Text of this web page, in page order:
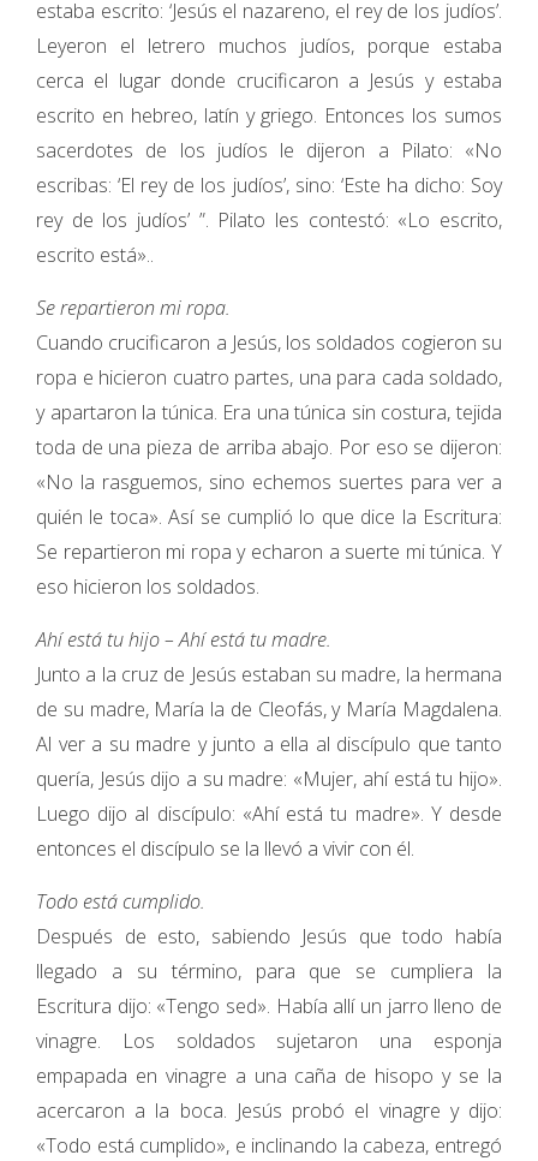
estaba escrito: ‘Jesús el nazareno, el rey de los judíos’.
Leyeron el letrero muchos judíos, porque estaba
cerca el lugar donde crucificaron a Jesús y estaba
escrito en hebreo, latín y griego. Entonces los sumos
sacerdotes de los judíos le dijeron a Pilato: «No
escribas: ‘El rey de los judíos’, sino: ‘Este ha dicho: Soy
rey de los judíos’ ”. Pilato les contestó: «Lo escrito,
escrito está»..
Se repartieron mi ropa.
Cuando crucificaron a Jesús, los soldados cogieron su
ropa e hicieron cuatro partes, una para cada soldado,
y apartaron la túnica. Era una túnica sin costura, tejida
toda de una pieza de arriba abajo. Por eso se dijeron:
«No la rasguemos, sino echemos suertes para ver a
quién le toca». Así se cumplió lo que dice la Escritura:
Se repartieron mi ropa y echaron a suerte mi túnica. Y
eso hicieron los soldados.
Ahí está tu hijo – Ahí está tu madre.
Junto a la cruz de Jesús estaban su madre, la hermana
de su madre, María la de Cleofás, y María Magdalena.
Al ver a su madre y junto a ella al discípulo que tanto
quería, Jesús dijo a su madre: «Mujer, ahí está tu hijo».
Luego dijo al discípulo: «Ahí está tu madre». Y desde
entonces el discípulo se la llevó a vivir con él.
Todo está cumplido.
Después de esto, sabiendo Jesús que todo había
llegado a su término, para que se cumpliera la
Escritura dijo: «Tengo sed». Había allí un jarro lleno de
vinagre. Los soldados sujetaron una esponja
empapada en vinagre a una caña de hisopo y se la
acercaron a la boca. Jesús probó el vinagre y dijo:
«Todo está cumplido», e inclinando la cabeza, entregó